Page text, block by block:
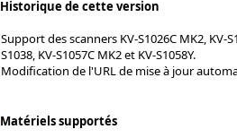
Historique de cette version
Support des scanners KV-S1026C MK2, KV-
S1038, KV-S1057C MK2 et KV-S1058Y.
Modification de l'URL de mise à jour
Matériels supportés